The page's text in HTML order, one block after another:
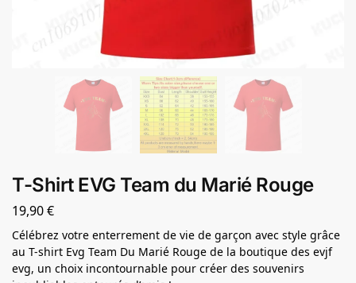
T-Shirt EVG Team du Marié Rouge
19,90€
Célébrez votre enterrement de vie de garçon avec style grâce
au T-shirt Evg Team Du Marié Rouge de la boutique des evjf
evg, un choix incontournable pour créer des souvenirs